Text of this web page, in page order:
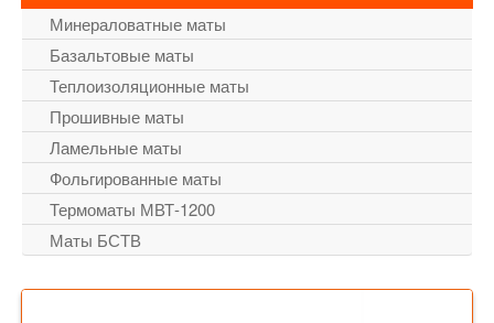
Минераловатные маты
Базальтовые маты
Теплоизоляционные маты
Прошивные маты
Ламельные маты
Фольгированные маты
Термоматы МВТ-1200
Маты БСТВ